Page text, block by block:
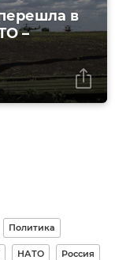
в
–
Политика
НАТО Россия